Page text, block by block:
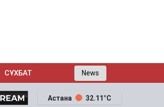
СҰХБАТ News
Астана 32.11°C